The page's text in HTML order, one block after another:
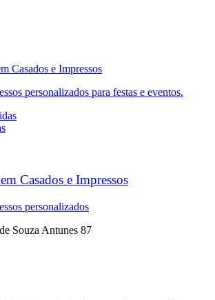
personalizados para festas e eventos.
Casados e Impressos
personalizados
Souza Antunes 87